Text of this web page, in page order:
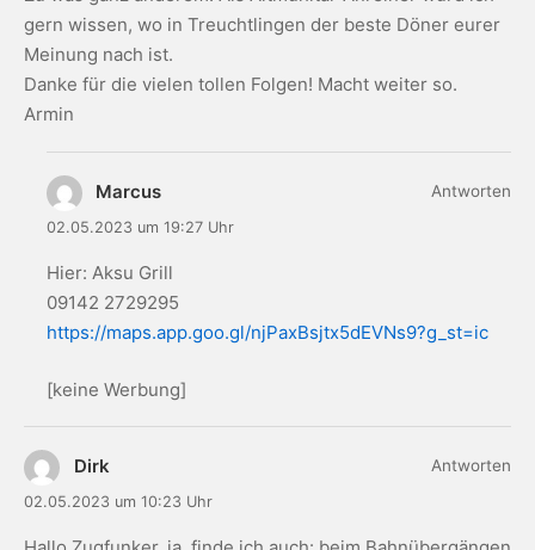
gern wissen, wo in Treuchtlingen der beste Döner eurer
Meinung nach ist.
Danke für die vielen tollen Folgen! Macht weiter so.
Armin
Marcus
02.05.2023 um 19:27 Uhr
Hier: Aksu Grill
09142 2729295
https://maps.app.goo.gl/njPaxBsjtx5dEVNs9?g_st=ic
[keine Werbung]
Antworten
Dirk
02.05.2023 um 10:23 Uhr
Antworten